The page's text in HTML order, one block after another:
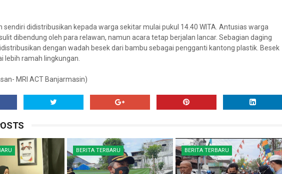
sendiri didistribusikan kepada warga sekitar mulai pukul 14.40 WITA. Antusias warga
dibendung oleh para relawan, namun acara tetap berjalan lancar. Sebagian daging
dengan wadah besek dari bambu sebagai pengganti kantong plastik. Besek
lebih ramah lingkungan.
MRI ACT Banjarmasin)
BERITA TERBARU BERITA TERBARU